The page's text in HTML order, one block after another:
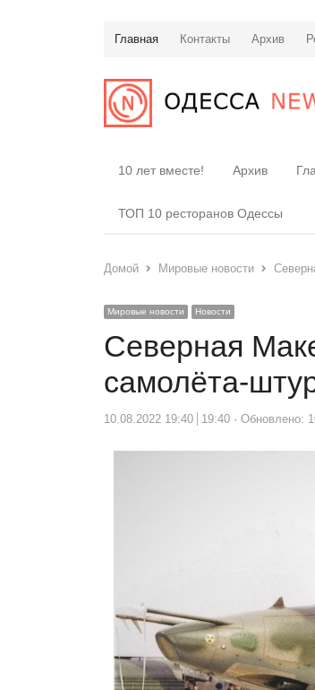
Главная Контакты Архив
10 лет вместе! Архив
ТОП 10 ресторанов Одессы
Домой Мировые новости
Мировые новости Новости
Северная
самолёта-
10.08.2022 19:40 19:40 Обновлено: